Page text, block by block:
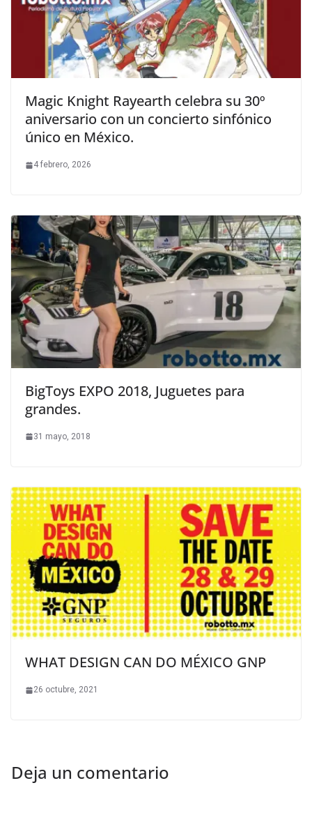
Magic Knight Rayearth celebra su 30º
aniversario con un concierto sinfónico
único en México.
4 febrero, 2026
BigToys EXPO 2018, Juguetes para
grandes.
31 mayo, 2018
WHAT DESIGN CAN DO MÉXICO GNP
26 octubre, 2021
Deja un comentario